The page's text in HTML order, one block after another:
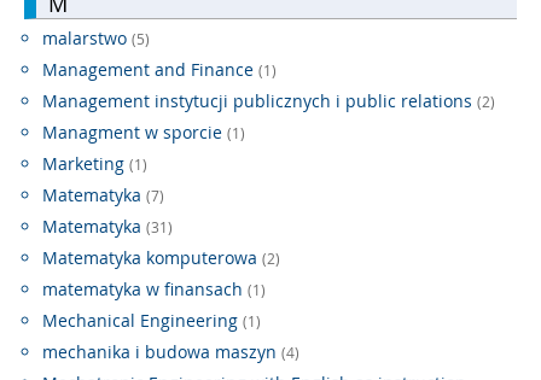
malarstwo (5)
Management and Finance (1)
Management instytucji publicznych i public relations (2)
Managment w sporcie (1)
Marketing (1)
Matematyka (7)
Matematyka (31)
Matematyka komputerowa (2)
matematyka w finansach (1)
Mechanical Engineering (1)
mechanika i budowa maszyn (4)